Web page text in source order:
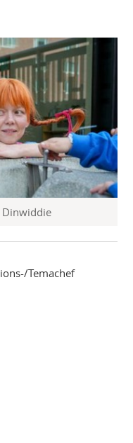
Dinwiddie
Temachef